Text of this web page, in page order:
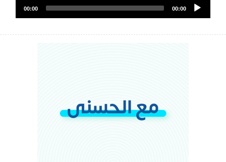
Audio
Player
00:00
00:00